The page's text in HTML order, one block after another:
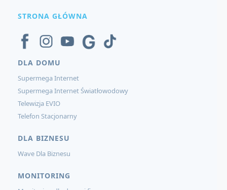
STRONA GŁÓWNA
DLA DOMU
Supermega Internet
Supermega Internet Światłowodowy
Telewizja EVIO
Telefon Stacjonarny
DLA BIZNESU
Wave Dla Biznesu
MONITORING